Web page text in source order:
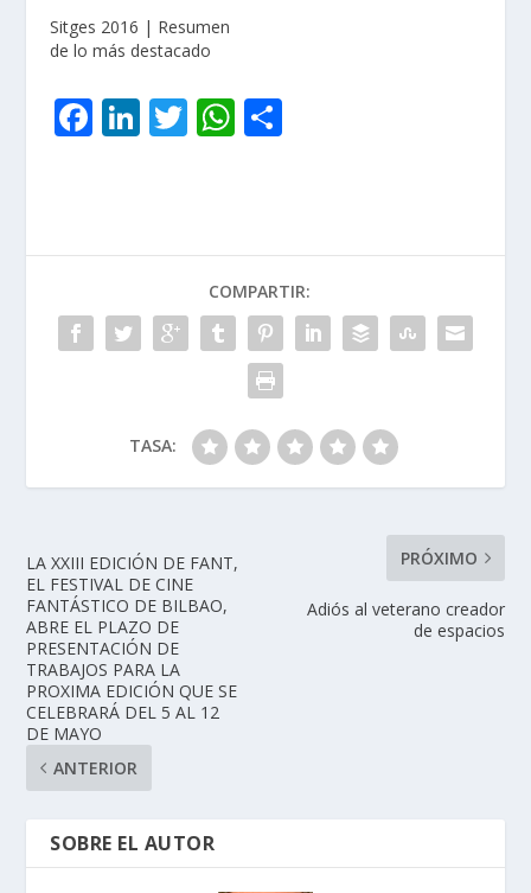
Sitges 2016 | Resumen
de lo más destacado
F
o
o
k
Li
dI
n
T W
A
p
p
ar
ti
r
COMPARTIR:
TASA:
LA XXIII EDICIÓN DE FANT,
EL FESTIVAL DE CINE
FANTÁSTICO DE BILBAO,
ABRE EL PLAZO DE
PRESENTACIÓN DE
TRABAJOS PARA LA
PROXIMA EDICIÓN QUE SE
CELEBRARÁ DEL 5 AL 12
DE MAYO
ANTERIOR
PRÓXIMO
Adiós al veterano creador
de espacios
SOBRE EL AUTOR